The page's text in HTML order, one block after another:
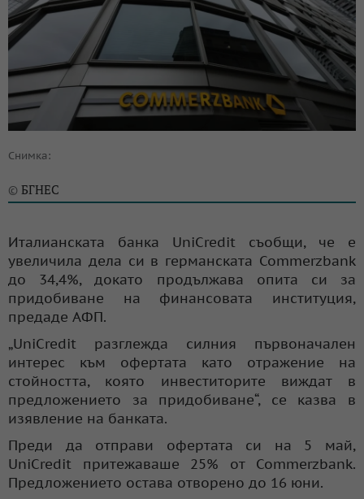
Снимка:
© БГНЕС
Италианската банка UniCredit съобщи, че е
увеличила дела си в германската Commerzbank
до 34,4%, докато продължава опита си за
придобиване на финансовата институция,
предаде АФП.
„UniCredit разглежда силния първоначален
интерес към офертата като отражение на
стойността, която инвеститорите виждат в
предложението за придобиване“, се казва в
изявление на банката.
Преди да отправи офертата си на 5 май,
UniCredit притежаваше 25% от Commerzbank.
Предложението остава отворено до 16 юни.